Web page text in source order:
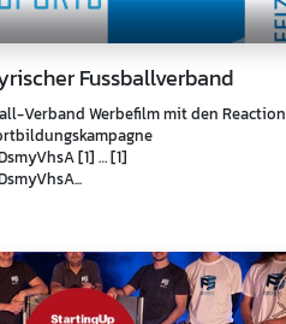
Fussballverband
Verband Werbefilm mit den Reaction
[1] … [1]